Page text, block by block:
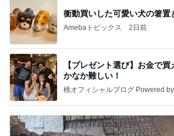
衝動買いした可愛い犬の箸置
Amebaトピックス 2日前
【プレゼント選び】お金で
かなか難しい！
桃オフィシャルブログ Powered